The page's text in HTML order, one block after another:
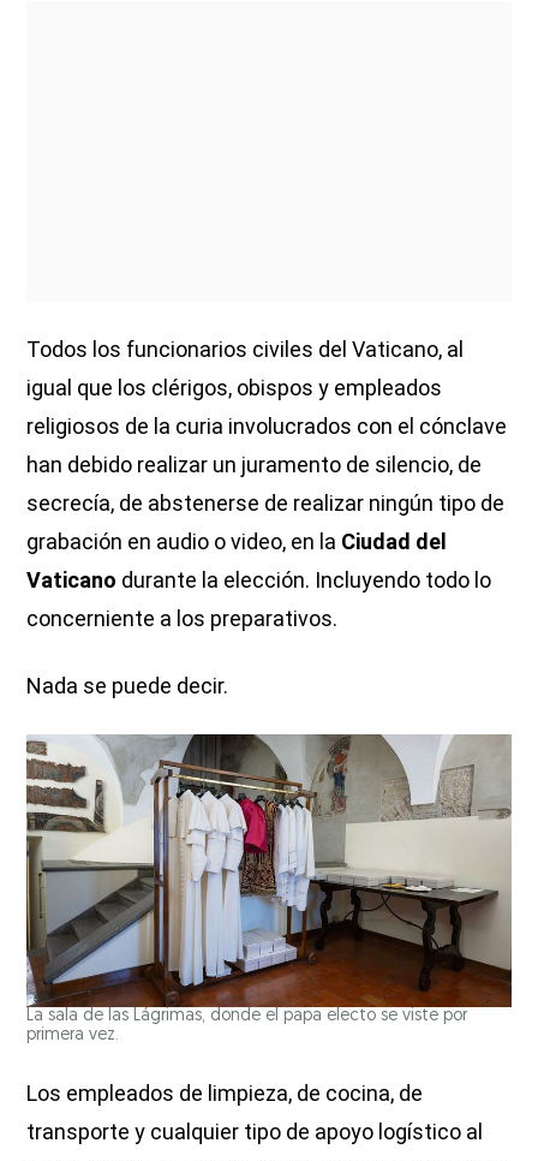
Todos los funcionarios civiles del Vaticano, al
igual que los clérigos, obispos y empleados
religiosos de la curia involucrados con el cónclave
han debido realizar un juramento de silencio, de
secrecía, de abstenerse de realizar ningún tipo de
grabación en audio o video, en la Ciudad del
Vaticano durante la elección. Incluyendo todo lo
concerniente a los preparativos.
Nada se puede decir.
La sala de las Lágrimas, donde el papa electo se viste por
primera vez.
Los empleados de limpieza, de cocina, de
transporte y cualquier tipo de apoyo logístico al